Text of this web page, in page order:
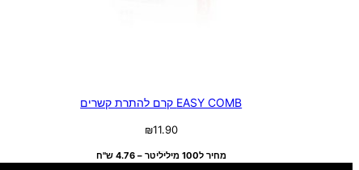
EASY COMB קרם להתרת קשרים
₪11.90
מחיר ל100 מיליליטר – 4.76 ש"ח